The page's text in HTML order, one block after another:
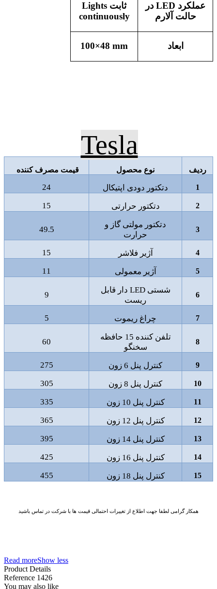
عملکرد LED در
حالت آلارم
ثابت Lights
continuously
ابعاد 100×48 mm
Tesla
ردیف نوع محصول قیمت مصرف کننده
1 دتکتور دودی اپتیکال 24
2 دتکتور حرارتی 15
3
دتکتور مولتی گاز و
حرارت
49.5
4 آژیر فلاشر 15
5 آژیر معمولی 11
6
شستی LED دار قابل
ریست
9
7 چراغ ریموت 5
8
تلفن کننده 15 حافظه
سخنگو
60
9 کنترل پنل 6 زون 275
10 کنترل پنل 8 زون 305
11 کنترل پنل 10 زون 335
12 کنترل پنل 12 زون 365
13 کنترل پنل 14 زون 395
14 کنترل پنل 16 زون 425
15 کنترل پنل 18 زون 455
همکار گرامی لطفا جهت اطلاع از تغییرات احتمالی قیمت ها با شرکت در تماس باشید
Read moreShow less
Product Details
Reference 1426
You may also like